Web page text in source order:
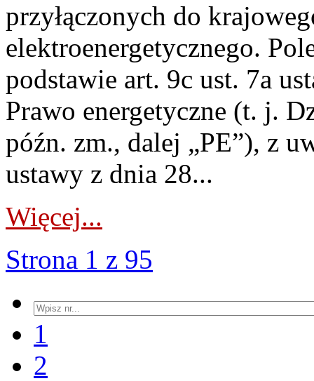
przyłączonych do
elektroenergetycznego.
podstawie art. 9c ust. 7a
Prawo energetyczne (t. j.
późn. zm., dalej „PE”), z
ustawy z dnia 28...
Więcej...
Strona 1 z 95
1
2